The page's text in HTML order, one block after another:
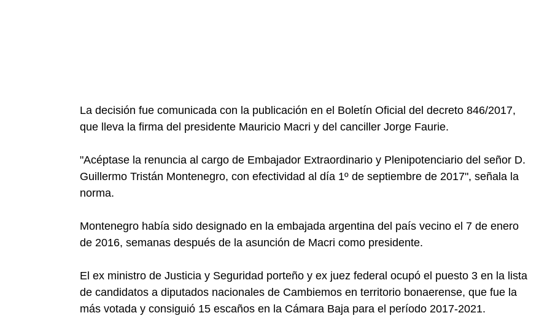
La decisión fue comunicada con la publicación en el Boletín Oficial del decreto 846/2017,
que lleva la firma del presidente Mauricio Macri y del canciller Jorge Faurie.
"Acéptase la renuncia al cargo de Embajador Extraordinario y Plenipotenciario del señor D.
Guillermo Tristán Montenegro, con efectividad al día 1º de septiembre de 2017", señala la
norma.
Montenegro había sido designado en la embajada argentina del país vecino el 7 de enero
de 2016, semanas después de la asunción de Macri como presidente.
El ex ministro de Justicia y Seguridad porteño y ex juez federal ocupó el puesto 3 en la lista
de candidatos a diputados nacionales de Cambiemos en territorio bonaerense, que fue la
más votada y consiguió 15 escaños en la Cámara Baja para el período 2017-2021.